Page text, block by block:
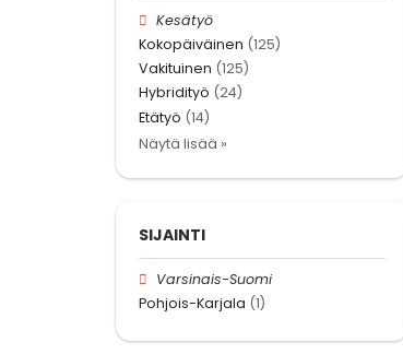
Kesätyö
Kokopäiväinen (125)
Vakituinen (125)
Hybridityö (24)
Etätyö (14)
Näytä lisää »
SIJAINTI
Varsinais-Suomi
Pohjois-Karjala (1)